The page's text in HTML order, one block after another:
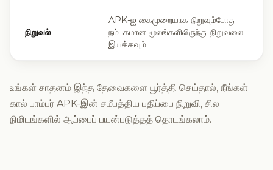
நிறுவல்
APK-ஐ கைமுறையாக நிறுவும்போது
நம்பகமான மூலங்களிலிருந்து நிறுவலை
இயக்கவும்
உங்கள் சாதனம் இந்த தேவைகளை பூர்த்தி செய்தால், நீங்கள்
கால் பாம்பர் APK-இன் சமீபத்திய பதிப்பை நிறுவி, சில
நிமிடங்களில் ஆப்பைப் பயன்படுத்தத் தொடங்கலாம்.